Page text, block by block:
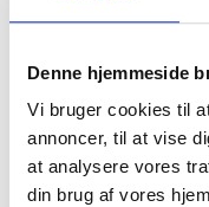
Denne hjemmeside
Vi bruger cookies til
annoncer, til at vise
at analysere vores
din brug af vores